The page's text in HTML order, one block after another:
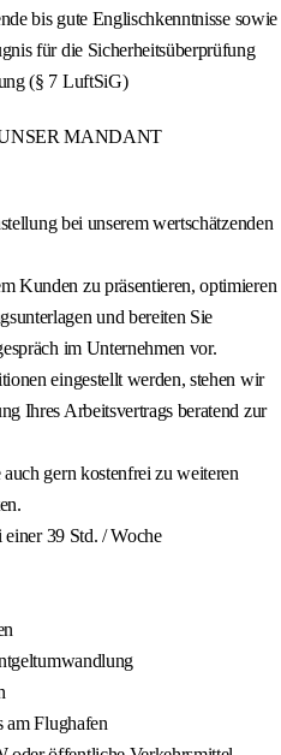
bis gute Englischkenntnisse sowie
für die Sicherheitsüberprüfung
(§ 7 LuftSiG)
MANDANT
bei unserem wertschätzenden
Kunden zu präsentieren, optimieren
und bereiten Sie
im Unternehmen vor.
eingestellt werden, stehen wir
Ihres Arbeitsvertrags beratend zur
gern kostenfrei zu weiteren
39 Std. / Woche
am Flughafen